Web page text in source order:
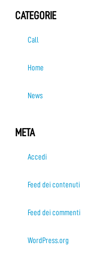
CATEGORIE
Call
Home
News
META
Accedi
Feed dei contenuti
Feed dei commenti
WordPress.org